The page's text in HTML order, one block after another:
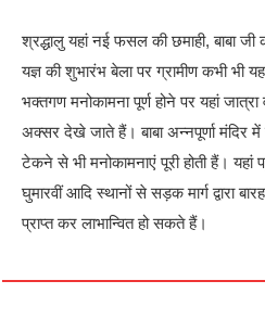
श्रद्धालु यहां नई फसल की छमाही, बाबा जी
यज्ञ की शुभारंभ बेला पर ग्रामीण कभी भी
भक्तगण मनोकामना पूर्ण होने पर यहां
अक्सर देखे जाते हैं। बाबा अन्नपूर्णा मंदिर
टेकने से भी मनोकामनाएं पूरी होती हैं।
घुमारवीं आदि स्थानों से सड़क मार्ग द्वारा
प्राप्त कर लाभान्वित हो सकते हैं।